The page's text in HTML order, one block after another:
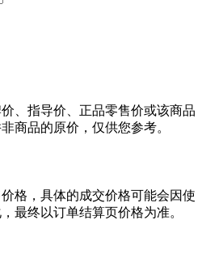
、指导价、正品零售价或该商品
商品的原价，仅供您参考。
格，具体的成交价格可能会因使
最终以订单结算页价格为准。